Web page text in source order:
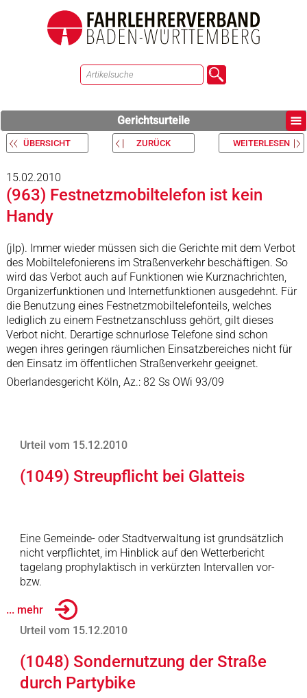
Gerichtsurteile
ÜBERSICHT ZURÜCK WEITERLESEN
15.02.2010
(963) Festnetzmobiltelefon ist kein
Handy
(jlp). Immer wieder müssen sich die Gerichte mit dem Verbot
des Mobiltelefonierens im Straßenverkehr beschäftigen. So
wird das Verbot auch auf Funktionen wie Kurznachrichten,
Organizerfunktionen und Internetfunktionen ausgedehnt. Für
die Benutzung eines Festnetzmobiltelefonteils, welches
lediglich zu einem Festnetzanschluss gehört, gilt dieses
Verbot nicht. Derartige schnurlose Telefone sind schon
wegen ihres geringen räumlichen Einsatzbereiches nicht für
den Einsatz im öffentlichen Straßenverkehr geeignet.
Oberlandesgericht Köln, Az.: 82 Ss OWi 93/09
Urteil vom 15.12.2010
(1049) Streupflicht bei Glatteis
Eine Gemeinde- oder Stadtverwaltung ist grundsätzlich
nicht verpflichtet, im Hinblick auf den Wetterbericht
tagelang prophylaktisch in verkürzten Intervallen vor-
bzw.
... mehr
Urteil vom 15.12.2010
(1048) Sondernutzung der Straße
durch Partybike